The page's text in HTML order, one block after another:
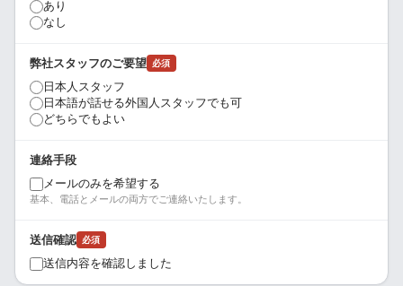
あり
なし
弊社スタッフのご要望 必須
日本人スタッフ
日本語が話せる外国人スタッフでも可
どちらでもよい
連絡手段
メールのみを希望する
基本、電話とメールの両方でご連絡いたします。
送信確認 必須
送信内容を確認しました